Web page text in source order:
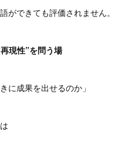
ができても評価されません。
現性”を問う場
に成果を出せるのか」